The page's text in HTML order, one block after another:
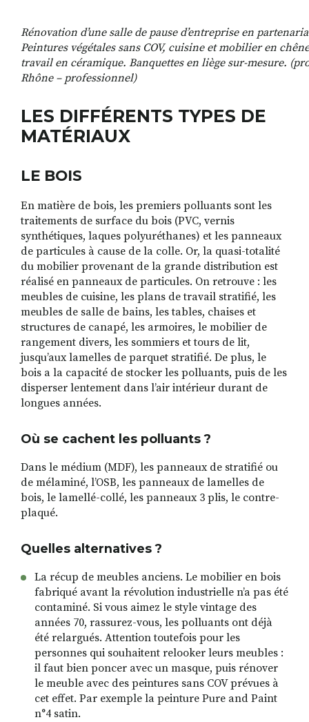
Rénovation d’une salle de pause d’entreprise en
Peintures végétales sans COV, cuisine et mobilier en
travail en céramique. Banquettes en liège sur-mesure.
Rhône – professionnel)
LES DIFFÉRENTS TYPES DE
MATÉRIAUX
LE BOIS
En matière de bois, les premiers polluants sont les
traitements de surface du bois (PVC, vernis
synthétiques, laques polyuréthanes) et les panneaux
de particules à cause de la colle. Or, la quasi-totalité
du mobilier provenant de la grande distribution est
réalisé en panneaux de particules. On retrouve : les
meubles de cuisine, les plans de travail stratifié, les
meubles de salle de bains, les tables, chaises et
structures de canapé, les armoires, le mobilier de
rangement divers, les sommiers et tours de lit,
jusqu’aux lamelles de parquet stratifié. De plus, le
bois a la capacité de stocker les polluants, puis de les
disperser lentement dans l’air intérieur durant de
longues années.
Où se cachent les polluants ?
Dans le médium (MDF), les panneaux de stratifié ou
de mélaminé, l’OSB, les panneaux de lamelles de
bois, le lamellé-collé, les panneaux 3 plis, le contre-
plaqué.
Quelles alternatives ?
La récup de meubles anciens. Le mobilier en bois
fabriqué avant la révolution industrielle n’a pas été
contaminé. Si vous aimez le style vintage des
années 70, rassurez-vous, les polluants ont déjà
été relargués. Attention toutefois pour les
personnes qui souhaitent relooker leurs meubles :
il faut bien poncer avec un masque, puis rénover
le meuble avec des peintures sans COV prévues à
cet effet. Par exemple la peinture Pure and Paint
n°4 satin.